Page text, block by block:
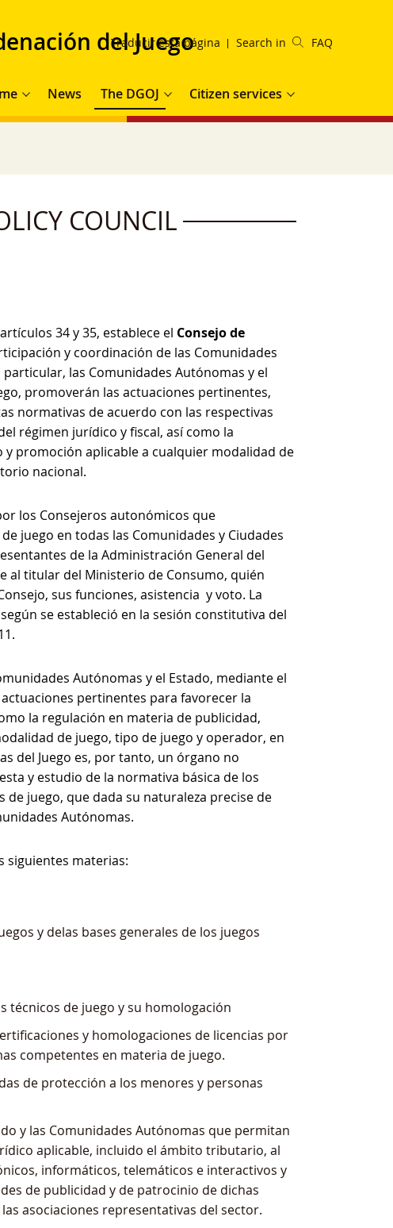
del Juego
Traducir esta página Search in FAQ
navigationNews The DGOJ Citizen services
COUNCIL
34 y 35, establece el Consejo de
y coordinación de las Comunidades
las Comunidades Autónomas y el
promoverán las actuaciones pertinentes,
normativas de acuerdo con las respectivas
régimen jurídico y fiscal, así como la
promoción aplicable a cualquier modalidad de
nacional.
los Consejeros autonómicos que
juego en todas las Comunidades y Ciudades
de la Administración General del
al titular del Ministerio de Consumo, quién
sus funciones, asistencia y voto. La
se estableció en la sesión constitutiva del
Autónomas y el Estado, mediante el
pertinentes para favorecer la
la regulación en materia de publicidad,
de juego, tipo de juego y operador, en
del Juego es, por tanto, un órgano no
y estudio de la normativa básica de los
de juego, que dada su naturaleza precise de
Autónomas.
siguientes materias:
y delas bases generales de los juegos
técnicos de juego y su homologación
y homologaciones de licencias por
competentes en materia de juego.
de protección a los menores y personas
y las Comunidades Autónomas que permitan
aplicable, incluido el ámbito tributario, al
informáticos, telemáticos e interactivos y
de publicidad y de patrocinio de dichas
asociaciones representativas del sector.